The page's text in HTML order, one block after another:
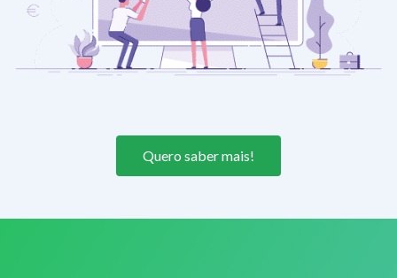
Quero saber mais!